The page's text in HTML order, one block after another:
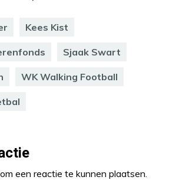
Kees Kist
Sjaak Swart
WK Walking Football
om een reactie te kunnen plaatsen.